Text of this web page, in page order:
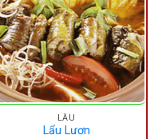
LẪU
Lẩu Lươn